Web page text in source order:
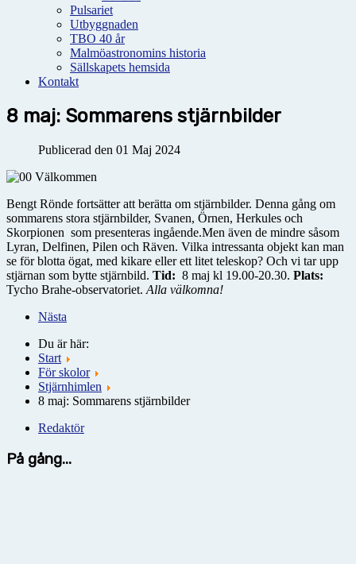
Pulsariet
Utbyggnaden
TBO 40 år
Malmöastronomins historia
Sällskapets hemsida
Kontakt
8 maj: Sommarens stjärnbilder
Publicerad den 01 Maj 2024
Bengt Rönde fortsätter att berätta om stjärnbilder. Denna gång om
sommarens stora stjärnbilder, Svanen, Örnen, Herkules och
Skorpionen som presenteras ingående.Men även de mindre såsom
Lyran, Delfinen, Pilen och Räven. Vilka intressanta objekt kan man
se för blotta ögat, med kikare eller ett litet teleskop? Och vi tar upp
stjärnan som bytte stjärnbild. Tid: 8 maj kl 19.00-20.30. Plats:
Tycho Brahe-observatoriet. Alla välkomna!
Nästa
Du är här:
Start
För skolor
Stjärnhimlen
8 maj: Sommarens stjärnbilder
Redaktör
På gång...